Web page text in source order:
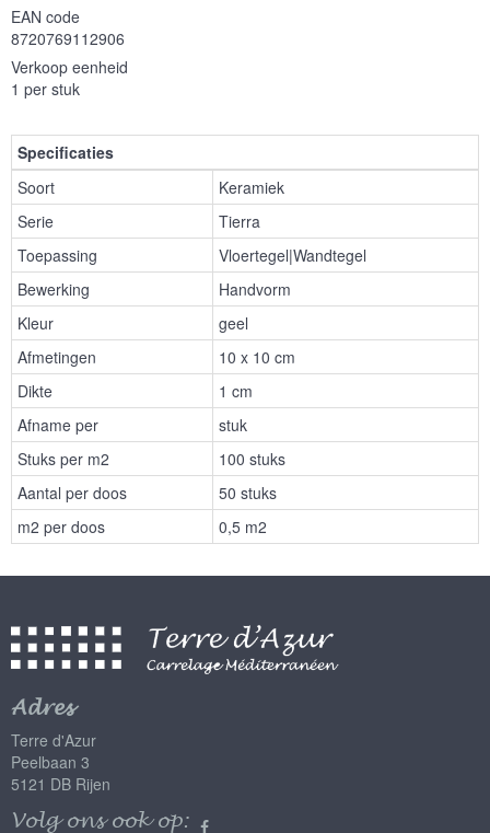
EAN code
8720769112906
Verkoop eenheid
1 per stuk
Specificaties
Soort
Keramiek
Serie
Tierra
Toepassing
Vloertegel|Wandtegel
Bewerking
Handvorm
Kleur
geel
Afmetingen
10 x 10 cm
Dikte
1 cm
Afname per
stuk
Stuks per m2
100 stuks
Aantal per doos
50 stuks
m2 per doos
0,5 m2
Adres
Terre d'Azur
Peelbaan 3
5121 DB Rijen
Volg ons ook op: